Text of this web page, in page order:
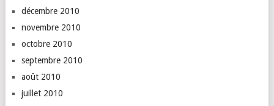
décembre 2010
novembre 2010
octobre 2010
septembre 2010
août 2010
juillet 2010